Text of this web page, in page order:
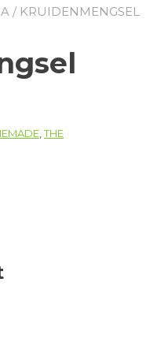
/ KRUIDENMENGSEL
,THE